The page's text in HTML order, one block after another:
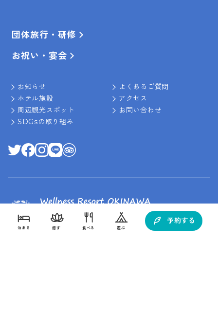
泊まる 癒す 食べる 遊ぶ
予約する
団体旅行・研修
お祝い・宴会
お知らせ
よくあるご質問
ホテル施設
アクセス
周辺観光スポット
お問い合わせ
SDGsの取り組み